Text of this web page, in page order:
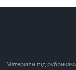
Матеріали під